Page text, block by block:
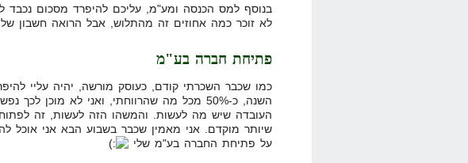
בנוסף למס הכנסה ומע"מ, עליכם להיפרד מסכום נכבד
לא זוכר כמה אחוזים זה מהתלוש, אבל הרואה חשבון
פתיחת חברה בע"מ
כמו שכבר השכרתי קודם, כעוסק מורשה, יהיה עליי
השנה, כ-50% מכל מה שהרווחתי, ואני לא מוכן
העובדה שיש מה לעשות. והמשהו הזה לעשות, זה
שיותר מוקדם. אני מאמין שכבר בשבוע הבא אני אוכל
על פתיחת החברה בע"מ שלי